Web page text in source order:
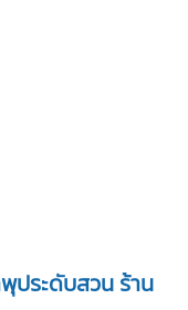
ประดับสวน ร้าน